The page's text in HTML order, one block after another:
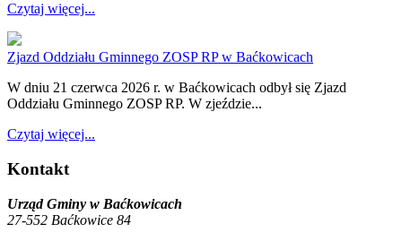
Czytaj więcej...
Zjazd Oddziału Gminnego ZOSP RP w Baćkowicach
W dniu 21 czerwca 2026 r. w Baćkowicach odbył się Zjazd
Oddziału Gminnego ZOSP RP. W zjeździe...
Czytaj więcej...
Kontakt
Urząd Gminy w Baćkowicach
27-552 Baćkowice 84